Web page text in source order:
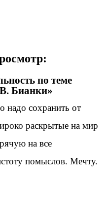
по теме
Бианки»
от
на мир
все
Мечту.